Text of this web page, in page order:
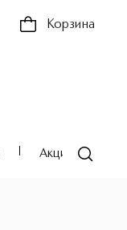
Корзина
Акции